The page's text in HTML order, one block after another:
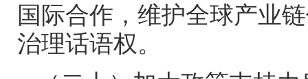
国际合作，维护全球产业
治理话语权。